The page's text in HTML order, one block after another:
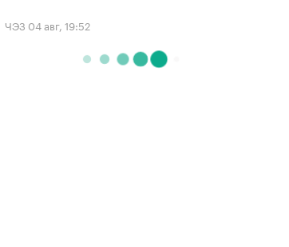
ЧЭЗ 04 авг, 19:52